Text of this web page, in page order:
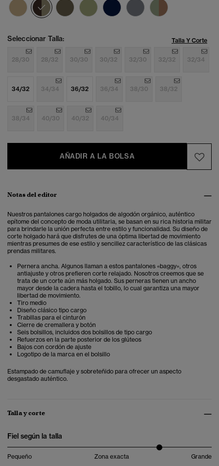
seleccionado
Seleccionar Talla: Talla Y Corte
28/30 28/32 30/30 30/32 32/30 32/32 32/34
34/32 34/34 36/32 36/34 38/30 38/32
38/34 40/30 40/32 40/34
AÑADIR A LA BOLSA
Notas del editor
Nuestros pantalones cargo holgados de algodón orgánico, auténtico
epítome del concepto de moda utilitaria, se basan en su rica historia militar
para brindarle la unión perfecta entre estilo y funcionalidad. Su diseño de
corte holgado hará que disfrutes de una óptima libertad de movimiento
mientras presumes de ese estilo y sencillez característico de las clásicas
prendas militares.
Pernera ancha. Algunos llaman a estos pantalones «baggy», otros
antiajuste y otros prefieren corte relajado. Nosotros creemos que se
trata de un corte aún más holgado. Sus perneras tienen un ancho
mayor desde la cadera hasta el tobillo, lo cual garantiza una mayor
libertad de movimiento.
Tiro medio
Diseño clásico tipo cargo
Trabillas para el cinturón
Cierre de cremallera y botón
Seis bolsillos, incluidos dos bolsillos de tipo cargo
Refuerzos en la parte posterior de los glúteos
Bajos con cordón de ajuste
Logotipo de la marca en el bolsillo
Estampado de camuflaje y sobreteñido para ofrecer un aspecto
desgastado auténtico.
Talla y corte
Fiel según la talla
Pequeño Zona exacta Grande